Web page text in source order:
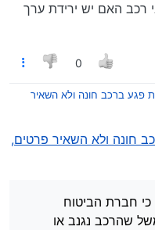
למשטרה שיאתרו את
אותו או את חברת הביטוח
בלי להתווכח?
רכב האם יש ירידת ערך
0
פגע ברכב חונה ולא השאיר
לתבוע כבר עכשיו, יש עניין
באחריות. זאת אחריות נזיקית
שיבוב
חונה ולא השאיר פרטים,
חברת הביטוח
שהרכב נגנב או